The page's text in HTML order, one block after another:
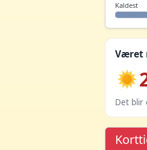
Kaldest
Været
Det blir